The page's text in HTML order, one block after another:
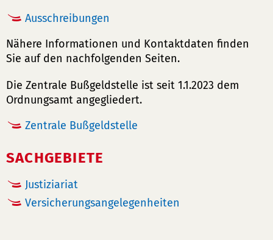
Ausschreibungen
Nähere Informationen und Kontaktdaten finden
Sie auf den nachfolgenden Seiten.
Die Zentrale Bußgeldstelle ist seit 1.1.2023 dem
Ordnungsamt angegliedert.
Zentrale Bußgeldstelle
SACHGEBIETE
Justiziariat
Versicherungsangelegenheiten